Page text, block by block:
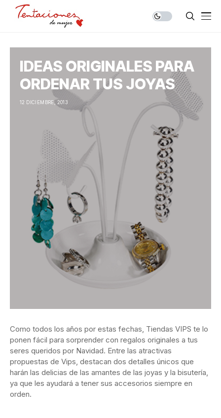
IDEAS ORIGINALES PARA
ORDENAR TUS JOYAS
12 DICIEMBRE, 2013
Como todos los años por estas fechas, Tiendas VIPS te lo
ponen fácil para sorprender con regalos originales a tus
seres queridos por Navidad. Entre las atractivas
propuestas de Vips, destacan dos detalles únicos que
harán las delicias de las amantes de las joyas y la bisutería,
ya que les ayudará a tener sus accesorios siempre en
orden.